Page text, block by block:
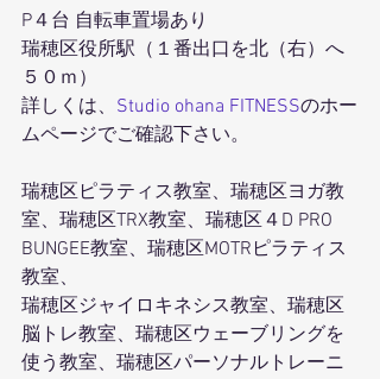
P４台 自転車置場あり
瑞穂区役所駅（１番出口を北（右）へ
５０ｍ）
詳しくは、 Studio ohana FITNESSのホー
ムページでご確認下さい。
瑞穂区ピラティス教室、瑞穂区ヨガ教
室、瑞穂区TRX教室、瑞穂区４D PRO
BUNGEE教室、瑞穂区MOTRピラティス
教室、
瑞穂区ジャイロキネシス教室、瑞穂区
脳トレ教室、瑞穂区ウェーブリングを
使う教室、瑞穂区パーソナルトレーニ